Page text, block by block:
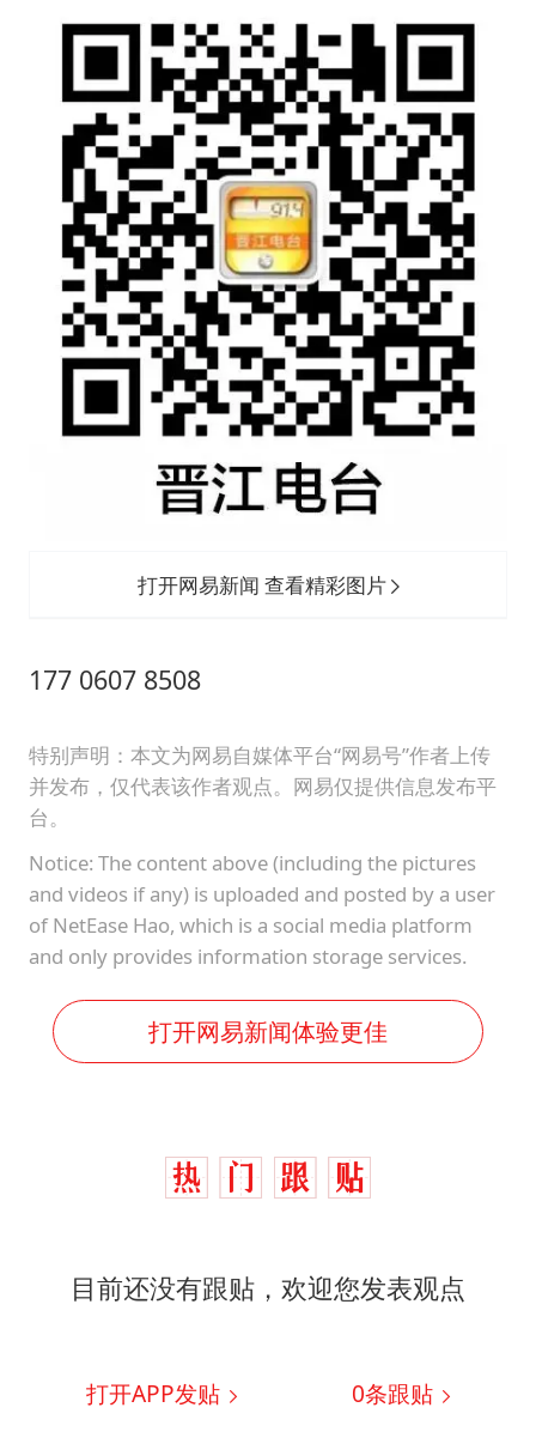
打开网易新闻 查看精彩图片
177 0607 8508
特别声明：本文为网易自媒体平台“网易号”作者上传
并发布，仅代表该作者观点。网易仅提供信息发布平
台。
Notice: The content above (including the pictures
and videos if any) is uploaded and posted by a user
of NetEase Hao, which is a social media platform
and only provides information storage services.
打开网易新闻体验更佳
目前还没有跟贴，欢迎您发表观点
打开APP发贴 0条跟贴